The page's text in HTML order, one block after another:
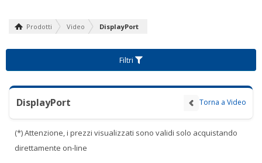
Prodotti Video DisplayPort
Filtri
DisplayPort Torna a Video
(*) Attenzione, i prezzi visualizzati sono validi solo acquistando
direttamente on-line